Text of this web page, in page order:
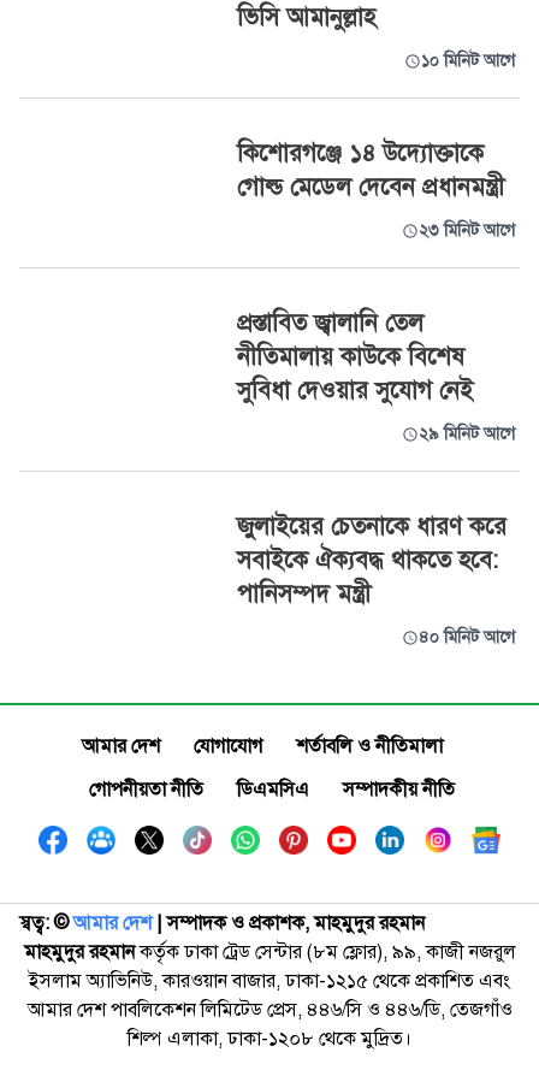
ভিসি আমানুল্লাহ
১০ মিনিট আগে
কিশোরগঞ্জে ১৪ উদ্যোক্তাকে
গোল্ড মেডেল দেবেন প্রধানমন্ত্রী
২৩ মিনিট আগে
প্রস্তাবিত জ্বালানি তেল
নীতিমালায় কাউকে বিশেষ
সুবিধা দেওয়ার সুযোগ নেই
২৯ মিনিট আগে
জুলাইয়ের চেতনাকে ধারণ করে
সবাইকে ঐক্যবদ্ধ থাকতে হবে:
পানিসম্পদ মন্ত্রী
৪০ মিনিট আগে
আমার দেশ যোগাযোগ
শর্তাবলি ও নীতিমালা
গোপনীয়তা নীতি
ডিএমসিএ সম্পাদকীয় নীতি
স্বত্ব: ©️আমার দেশ| সম্পাদক ও প্রকাশক, মাহমুদুর রহমান
মাহমুদুর রহমানকর্তৃক ঢাকা ট্রেড সেন্টার (৮ম ফ্লোর), ৯৯, কাজী নজরুল
ইসলাম অ্যাভিনিউ, কারওয়ান বাজার, ঢাকা-১২১৫ থেকে প্রকাশিত এবং
আমার দেশ পাবলিকেশন লিমিটেড প্রেস, ৪৪৬/সি ও ৪৪৬/ডি, তেজগাঁও
শিল্প এলাকা, ঢাকা-১২০৮ থেকে মুদ্রিত।